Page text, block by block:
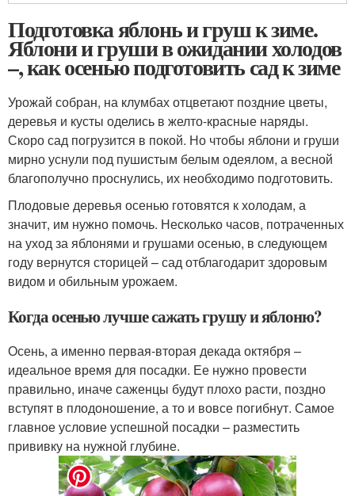
Подготовка яблонь и груш к зиме.
Яблони и груши в ожидании холодов
–, как осенью подготовить сад к зиме
Урожай собран, на клумбах отцветают поздние цветы,
деревья и кусты оделись в желто-красные наряды.
Скоро сад погрузится в покой. Но чтобы яблони и груши
мирно уснули под пушистым белым одеялом, а весной
благополучно проснулись, их необходимо подготовить.
Плодовые деревья осенью готовятся к холодам, а
значит, им нужно помочь. Несколько часов, потраченных
на уход за яблонями и грушами осенью, в следующем
году вернутся сторицей – сад отблагодарит здоровым
видом и обильным урожаем.
Когда осенью лучше сажать грушу и яблоню?
Осень, а именно первая-вторая декада октября –
идеальное время для посадки. Ее нужно провести
правильно, иначе саженцы будут плохо расти, поздно
вступят в плодоношение, а то и вовсе погибнут. Самое
главное условие успешной посадки – разместить
прививку на нужной глубине.